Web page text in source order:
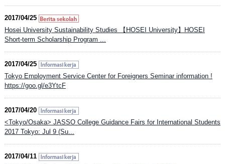
2017/04/25
Hosei University Sustainability Studies 【HOSEI University】HOSEI
Short-term Scholarship Program ...
2017/04/25
Tokyo Employment Service Center for Foreigners Seminar information !
https://goo.gl/e3YtcF
2017/04/20
<Tokyo/Osaka> JASSO College Guidance Fairs for International Students
2017 Tokyo: Jul 9 (Su...
2017/04/11